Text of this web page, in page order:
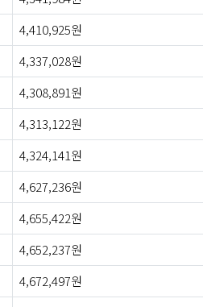
4,410,925원
4,337,028원
4,308,891원
4,313,122원
4,324,141원
4,627,236원
4,655,422원
4,652,237원
4,672,497원